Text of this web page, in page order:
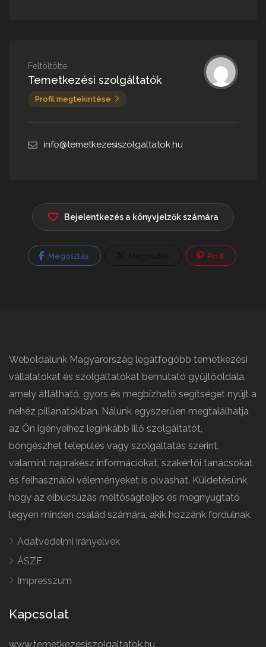
Feltöltötte
Temetkezési szolgáltatók
Profil megtekintése
info@temetkezesiszolgaltatok.hu
Bejelentkezés a könyvjelzők számára
Megosztás Pin It
Weboldalunk Magyarország legátfogóbb temetkezési
vállalatokat és szolgáltatókat bemutató gyűjtőoldala,
amely átlátható, gyors és megbízható segítséget nyújt a
nehéz pillanatokban. Nálunk egyszerűen megtalálhatja
az Ön igényeihez leginkább illő szolgáltatót,
böngészhet település vagy szolgáltatás szerint,
valamint naprakész információkat, szakértői tanácsokat
és felhasználói véleményeket is olvashat. Küldetésünk,
hogy az elbúcsúzás méltóságteljes és megnyugtató
legyen minden család számára, akik hozzánk fordulnak.
Adatvédelmi irányelvek
ÁSZF
Impresszum
Kapcsolat
www.temetkezesiszolgaltatok.hu